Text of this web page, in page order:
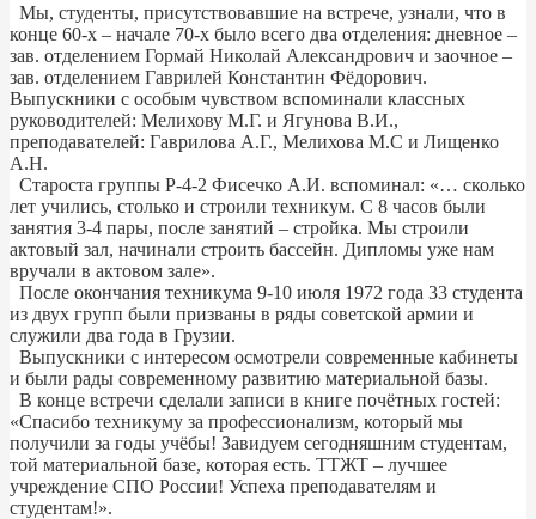
Мы, студенты, присутствовавшие на встрече, узнали, что в
конце 60-х – начале 70-х было всего два отделения: дневное –
зав. отделением Гормай Николай Александрович и заочное –
зав. отделением Гаврилей Константин Фёдорович.
Выпускники с особым чувством вспоминали классных
руководителей: Мелихову М.Г. и Ягунова В.И.,
преподавателей: Гаврилова А.Г., Мелихова М.С и Лищенко
А.Н.
Староста группы Р-4-2 Фисечко А.И. вспоминал: «… сколько
лет учились, столько и строили техникум. С 8 часов были
занятия 3-4 пары, после занятий – стройка. Мы строили
актовый зал, начинали строить бассейн. Дипломы уже нам
вручали в актовом зале».
После окончания техникума 9-10 июля 1972 года 33 студента
из двух групп были призваны в ряды советской армии и
служили два года в Грузии.
Выпускники с интересом осмотрели современные кабинеты
и были рады современному развитию материальной базы.
В конце встречи сделали записи в книге почётных гостей:
«Спасибо техникуму за профессионализм, который мы
получили за годы учёбы! Завидуем сегодняшним студентам,
той материальной базе, которая есть. ТТЖТ – лучшее
учреждение СПО России! Успеха преподавателям и
студентам!».